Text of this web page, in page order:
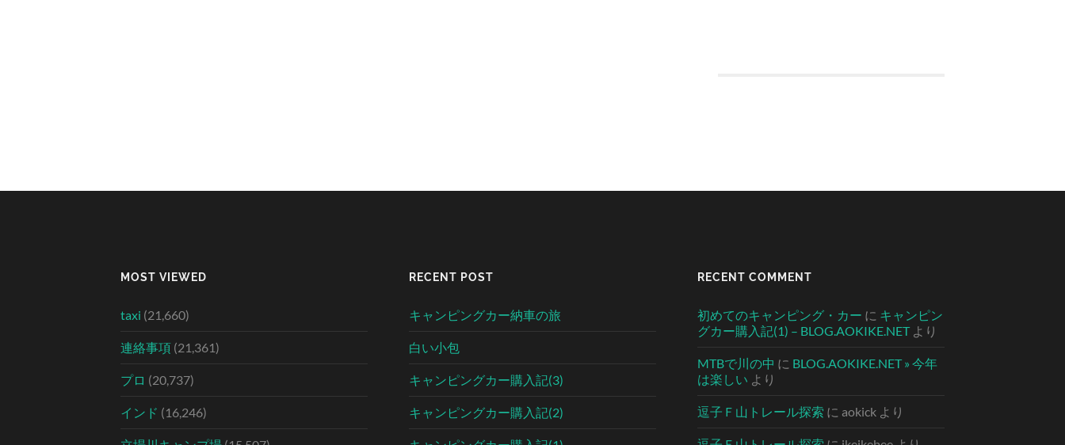
MOST VIEWED
taxi (21,660)
連絡事項 (21,361)
プロ (20,737)
インド (16,246)
RECENT POST
キャンピングカー納車の旅
白い小包
キャンピングカー購入記(3)
キャンピングカー購入記(2)
RECENT COMMENT
初めてのキャンピング・カー に キャンピン
グカー購入記(1) – BLOG.AOKIKE.NETより
MTBで川の中 に BLOG.AOKIKE.NET » 今年
は楽しい より
逗子Ｆ山トレール探索 に aokick より